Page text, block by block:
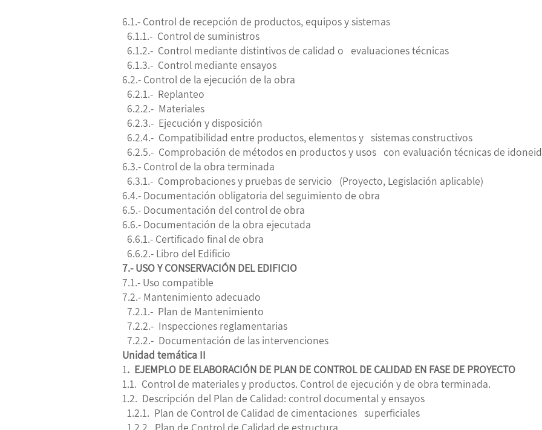
6.1.- Control de recepción de productos, equipos y sistemas
6.1.1.- Control de suministros
6.1.2.- Control mediante distintivos de calidad o evaluaciones técnicas
6.1.3.- Control mediante ensayos
6.2.- Control de la ejecución de la obra
6.2.1.- Replanteo
6.2.2.- Materiales
6.2.3.- Ejecución y disposición
6.2.4.- Compatibilidad entre productos, elementos y sistemas constructivos
6.2.5.- Comprobación de métodos en productos y usos con evaluación técnicas de
6.3.- Control de la obra terminada
6.3.1.- Comprobaciones y pruebas de servicio (Proyecto, Legislación aplicable)
6.4.- Documentación obligatoria del seguimiento de obra
6.5.- Documentación del control de obra
6.6.- Documentación de la obra ejecutada
6.6.1.- Certificado final de obra
6.6.2.- Libro del Edificio
7.- USO Y CONSERVACIÓN DEL EDIFICIO
7.1.- Uso compatible
7.2.- Mantenimiento adecuado
7.2.1.- Plan de Mantenimiento
7.2.2.- Inspecciones reglamentarias
7.2.2.- Documentación de las intervenciones
Unidad temática II
1. EJEMPLO DE ELABORACIÓN DE PLAN DE CONTROL DE CALIDAD EN FASE DE PROYECTO
1.1. Control de materiales y productos. Control de ejecución y de obra terminada.
1.2. Descripción del Plan de Calidad: control documental y ensayos
1.2.1. Plan de Control de Calidad de cimentaciones superficiales
1.2.2. Plan de Control de Calidad de estructura